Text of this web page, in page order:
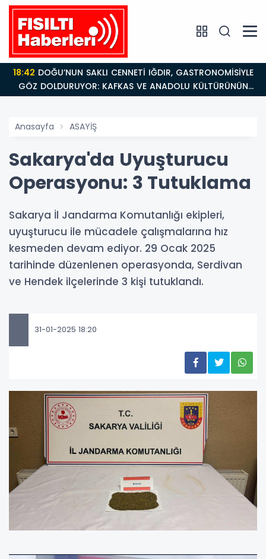
18:42
GÖZ DOLDURUYOR: KAFKAS VE ANADOLU KÜLTÜRÜNÜN
BULUŞMA NOKTASI
Anasayfa ASAYİŞ
Sakarya'da Uyuşturucu
Operasyonu: 3 Tutuklama
Sakarya İl Jandarma Komutanlığı ekipleri,
uyuşturucu ile mücadele çalışmalarına hız
kesmeden devam ediyor. 29 Ocak 2025
tarihinde düzenlenen operasyonda, Serdivan
ve Hendek ilçelerinde 3 kişi tutuklandı.
31-01-2025 18:20